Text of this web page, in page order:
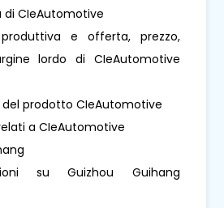
di CIeAutomotive
produttiva e offerta, prezzo,
lordo di CIeAutomotive
del prodotto CIeAutomotive
a CIeAutomotive
su Guizhou Guihang